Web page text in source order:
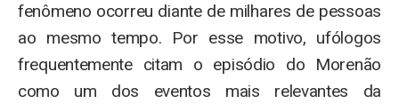
fenômeno ocorreu diante de milhares de pessoas
ao mesmo tempo. Por esse motivo, ufólogos
frequentemente citam o episódio do Morenão
como um dos eventos mais relevantes da